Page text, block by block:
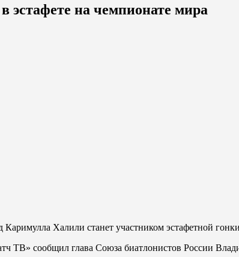
эстафете на чемпионате мира
Халили станет участником эстафетной
ТВ» сообщил глава Союза биатлонистов России